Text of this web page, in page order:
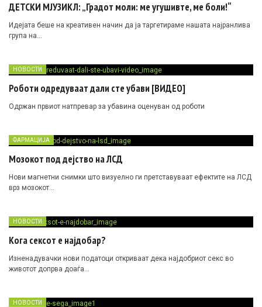
ДЕТСКИ МЈУЗИКЛ: „Градот моли: ме угушивте, ме боли!“
Идејата беше на креативен начин да ја таргетираме нашата најранлива
група на…
НОВОСТИ
Роботи одредуваат дали сте убави [ВИДЕО]
Одржан првиот натпревар за убавина оценуван од роботи
ФАРМАЦИЈА
Мозокот под дејство на ЛСД
Нови магнетни снимки што визуелно ги претставуваат ефектите на ЛСД
врз мозокот…
НОВОСТИ
Кога сексот е најдобар?
Изненадувачки нови податоци откриваат дека најдобриот секс во
животот допрва доаѓа…
НОВОСТИ